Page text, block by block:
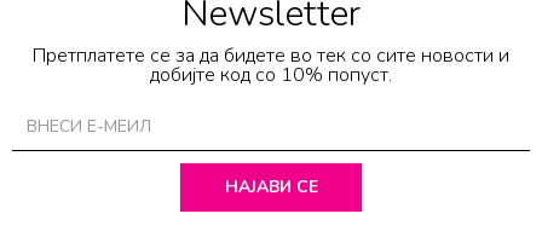
Newsletter
Претплатете се за да бидете во тек со сите новости и
добијте код со 10% попуст.
НАЈАВИ СЕ